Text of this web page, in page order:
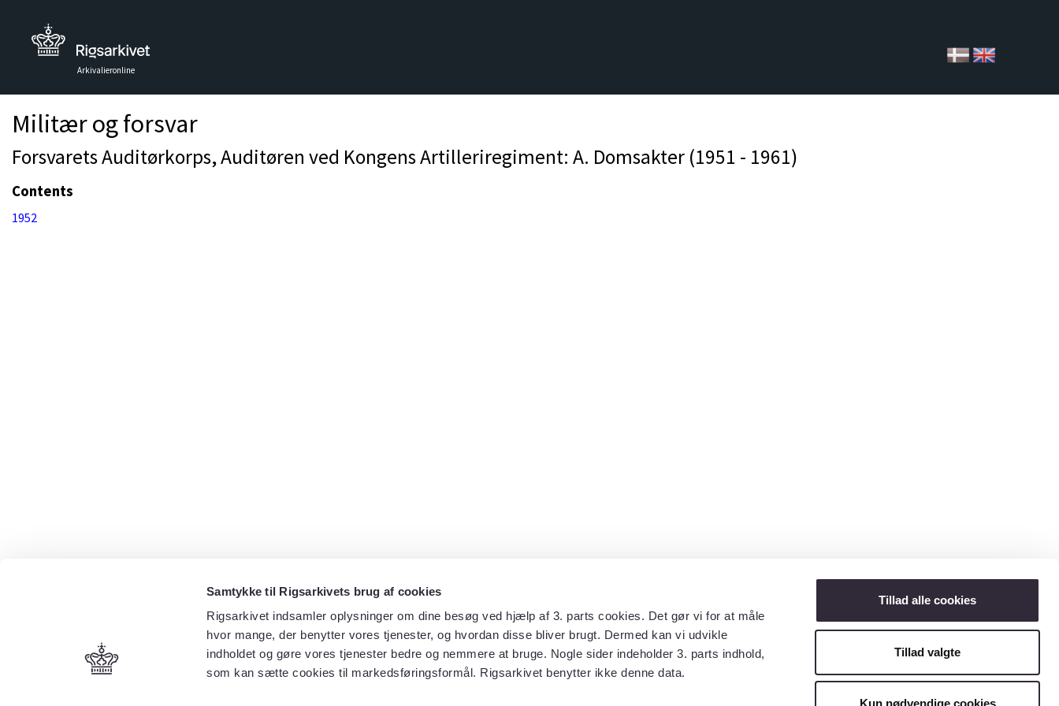
Samtykke til Rigsarkivets brug af cookies
Rigsarkivet indsamler oplysninger om dine besøg ved hjælp af 3. parts cookies. Det gør vi for at måle
hvor mange, der benytter vores tjenester, og hvordan disse bliver brugt. Dermed kan vi udvikle
indholdet og gøre vores tjenester bedre og nemmere at bruge. Nogle sider indeholder 3. parts indhold,
som kan sætte cookies til markedsføringsformål. Rigsarkivet benytter ikke denne data.
Tillad alle cookies
Tillad valgte
Kun nødvendige cookies
Arkivalieronline
Militær og forsvar
Forsvarets Auditørkorps, Auditøren ved Kongens Artilleriregiment: A. Domsakter (1951 - 1961)
Contents
1952